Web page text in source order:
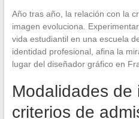
Año tras año, la relación con la
imagen evoluciona.
vida estudiantil en una escuela
identidad profesional, afina la
lugar del diseñador gráfico en
Modalidades de
criterios de